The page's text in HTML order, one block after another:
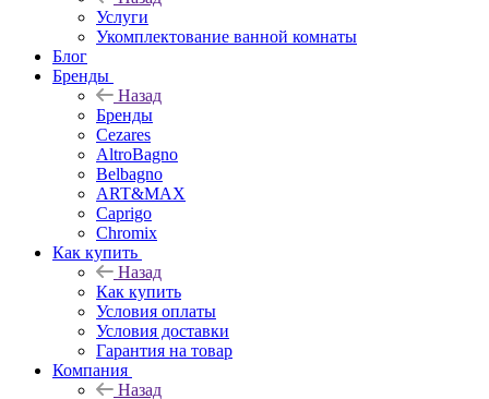
Услуги
Укомплектование ванной комнаты
Блог
Бренды
Назад
Бренды
Cezares
AltroBagno
Belbagno
ART&MAX
Caprigo
Chromix
Как купить
Назад
Как купить
Условия оплаты
Условия доставки
Гарантия на товар
Компания
Назад